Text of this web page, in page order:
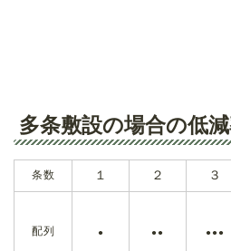
多条敷設の場合の低
条数 １ ２ ３
配列 ● ●● ●●●